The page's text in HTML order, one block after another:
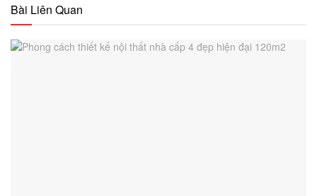
Bài Liên Quan